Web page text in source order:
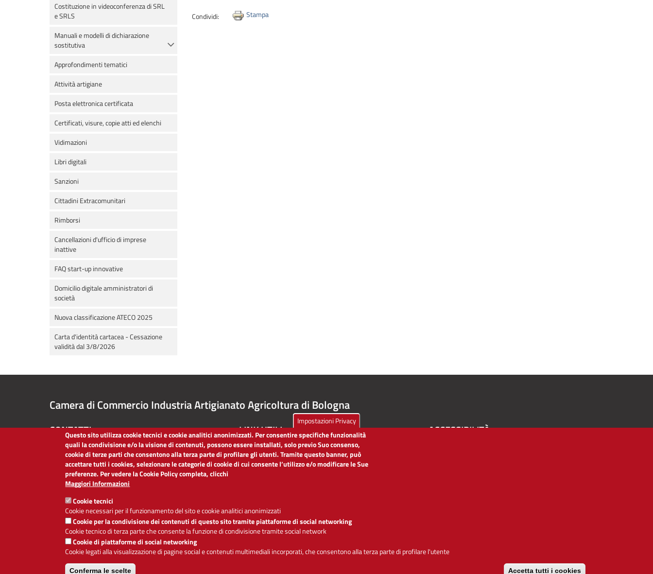
Costituzione in videoconferenza di SRL
e SRLS
Manuali e modelli di dichiarazione
sostitutiva
Approfondimenti tematici
Attività artigiane
Posta elettronica certificata
Certificati, visure, copie atti ed elenchi
Vidimazioni
Libri digitali
Sanzioni
Cittadini Extracomunitari
Rimborsi
Cancellazioni d'ufficio di imprese
inattive
FAQ start-up innovative
Domicilio digitale amministratori di
società
Nuova classificazione ATECO 2025
Carta d'identità cartacea - Cessazione
validità dal 3/8/2026
Condividi: Stampa
Camera di Commercio Industria Artigianato Agricoltura di Bologna
CONTATTI
051/60.93.111
PEC:cciaa@bo.legalmail.camcom.it
P.IVA:03030620375
Codice Fiscale:80013970373
Codice Univoco per le fatture elettroniche:
LINK UTILI
Dichiarazione di accessibilità
Obiettivi di accessibilità
ACCESSIBILITÀ
Impostazioni Privacy
Questo sito utilizza cookie tecnici e cookie analitici anonimizzati. Per consentire specifiche funzionalità
quali la condivisione e/o la visione di contenuti, possono essere installati, solo previo Suo consenso,
cookie di terze parti che consentono alla terza parte di profilare gli utenti. Tramite questo banner, può
accettare tutti i cookies, selezionare le categorie di cookie di cui consente l’utilizzo e/o modificare le Sue
preferenze. Per vedere la Cookie Policy completa, clicchi
Maggiori Informazioni
Cookie tecnici
Cookie necessari per il funzionamento del sito e cookie analitici anonimizzati
Cookie per la condivisione dei contenuti di questo sito tramite piattaforme di social networking
Cookie tecnico di terza parte che consente la funzione di condivisione tramite social network
Cookie di piattaforme di social networking
Cookie legati alla visualizzazione di pagine social e contenuti multimediali incorporati, che consentono alla terza parte di profilare l'utente
Conferma le scelte Accetta tutti i cookies